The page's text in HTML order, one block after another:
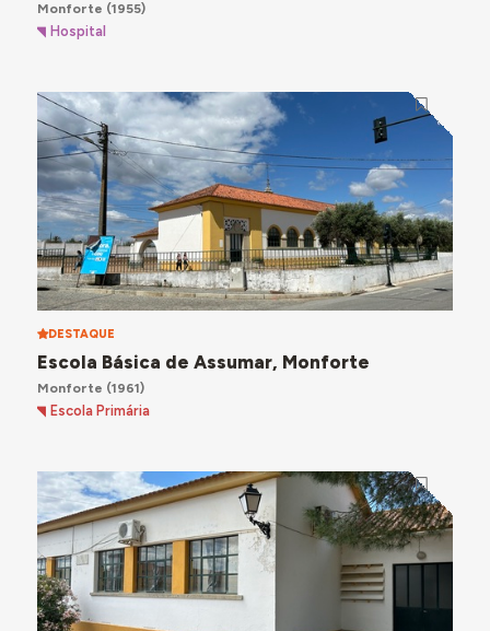
Monforte (1955)
Hospital
DESTAQUE
Escola Básica de Assumar, Monforte
Monforte (1961)
Escola Primária